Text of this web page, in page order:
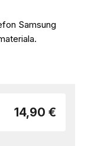
Samsung
14,90 €